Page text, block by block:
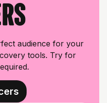
audience for your
tools. Try for